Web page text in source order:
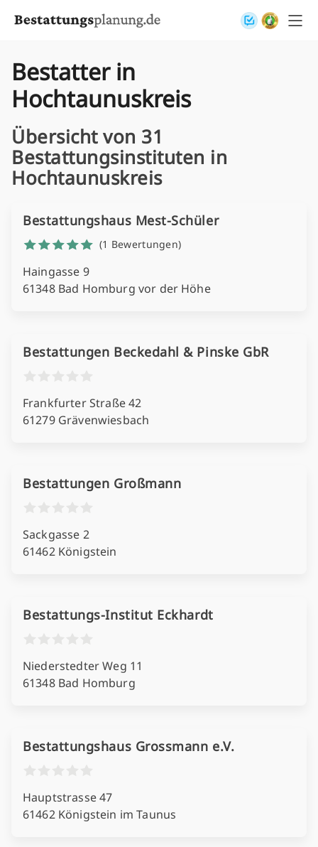
Bestatter in
Hochtaunuskreis
Übersicht von 31
Bestattungsinstituten in
Hochtaunuskreis
Bestattungshaus Mest-Schüler
(1 Bewertungen)
Haingasse 9
61348 Bad Homburg vor der Höhe
Bestattungen Beckedahl & Pinske GbR
Frankfurter Straße 42
61279 Grävenwiesbach
Bestattungen Großmann
Sackgasse 2
61462 Königstein
Bestattungs-Institut Eckhardt
Niederstedter Weg 11
61348 Bad Homburg
Bestattungshaus Grossmann e.V.
Hauptstrasse 47
61462 Königstein im Taunus